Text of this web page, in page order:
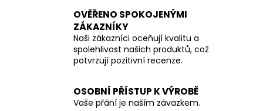
OVĚŘENO SPOKOJENÝMI
ZÁKAZNÍKY
Naši zákazníci oceňují kvalitu a
spolehlivost našich produktů, což
potvrzují pozitivní recenze.
OSOBNÍ PŘÍSTUP K VÝROBĚ
Vaše přání je naším závazkem.